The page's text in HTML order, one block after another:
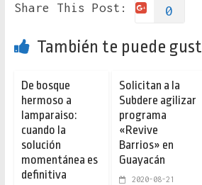
Share This Post: 0
También te puede
De bosque
hermoso a
lamparaiso:
cuando la
solución
momentánea es
definitiva
Solicitan a la
Subdere agilizar
programa
«Revive
Barrios» en
Guayacán
2020-08-21